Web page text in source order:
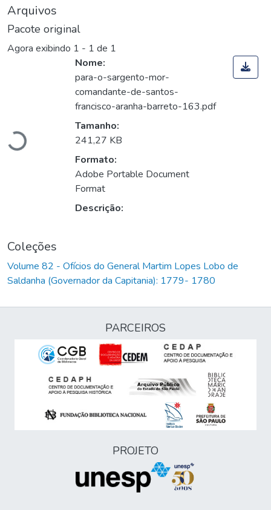
Arquivos
Pacote original
Agora exibindo 1 - 1 de 1
Carregando...
Nome:
para-o-sargento-mor-
comandante-de-santos-
francisco-aranha-barreto-163.pdf
Tamanho:
241,27 KB
Formato:
Adobe Portable Document
Format
Descrição:
Coleções
Volume 82 - Ofícios do General Martim Lopes Lobo de
Saldanha (Governador da Capitania): 1779- 1780
PARCEIROS
PROJETO